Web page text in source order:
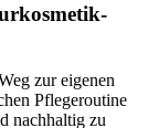
zur eigenen
Pflegeroutine
nachhaltig zu